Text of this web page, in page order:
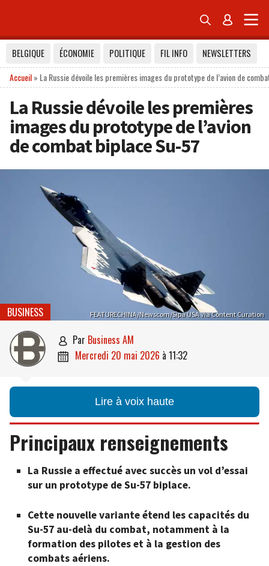
 
BELGIQUE ÉCONOMIE POLITIQUE FIL INFO
NEWSLETTERS
Accueil» La Russie dévoile les premières images du prototype de l’avion de
La Russie dévoile les premières
images du prototype de l’avion
de combat biplace Su-57
FEATURECHINA/Newscom/Sipa USA via Content Curation
BUSINESS
 par Business AM
 mercredi 20 mai 2026 à 11:32
Lire à voix haute
Principaux renseignements
La Russie a effectué avec succès un vol d’essai
sur un prototype de Su-57 biplace.
Cette nouvelle variante étend les capacités du
Su-57 au-delà du combat, notamment à la
formation des pilotes et à la gestion des
combats aériens.